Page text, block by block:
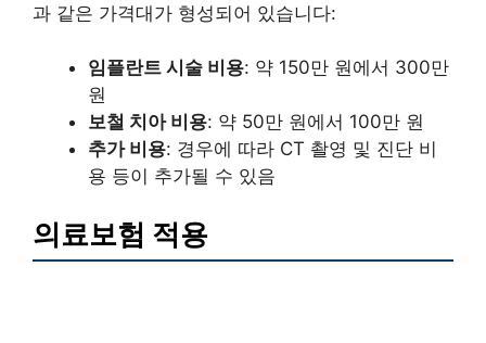
과 같은 가격대가 형성되어 있습니다:
임플란트 시술 비용: 약 150만 원에서 300만
원
보철 치아 비용: 약 50만 원에서 100만 원
추가 비용: 경우에 따라 CT 촬영 및 진단 비
용 등이 추가될 수 있음
의료보험 적용